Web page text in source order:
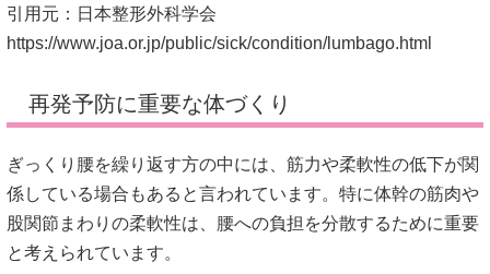
引用元：日本整形外科学会
https://www.joa.or.jp/public/sick/condition/lumbago.html
再発予防に重要な体づくり
ぎっくり腰を繰り返す方の中には、筋力や柔軟性の低下が関
係している場合もあると言われています。特に体幹の筋肉や
股関節まわりの柔軟性は、腰への負担を分散するために重要
と考えられています。